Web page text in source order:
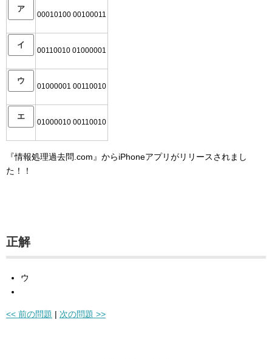
ア
00010100 00100011
イ
00110010 01000001
ウ
01000001 00110010
エ
01000010 00110010
『情報処理過去問.com』からiPhoneアプリがリリースされまし
た！！
正解
ウ
<< 前の問題 | 次の問題 >>